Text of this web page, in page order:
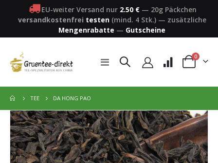
EU-weiter Versand nur 2.50 € — 20g Päckchen
versandkostenfrei testen(mind. 4 Stk.)— zusätzliche
Mengenrabatte — Gutscheine
Navigation
umschalten
Warenkorb
0Artikel
TEE DA HONG PAO
Zum
Ende
der
Bildergalerie
springen